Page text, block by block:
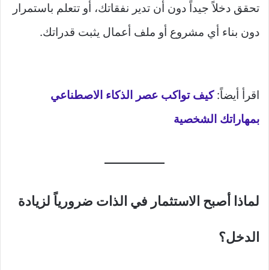
تحقق دخلاً جيداً دون أن تدير نفقاتك، أو تتعلم باستمرار
دون بناء أي مشروع أو ملف أعمال يثبت قدراتك.
اقرأ أيضاً:كيف تواكب عصر الذكاء الاصطناعي
بمهاراتك الشخصية
لماذا أصبح الاستثمار في الذات ضرورياً لزيادة
الدخل؟